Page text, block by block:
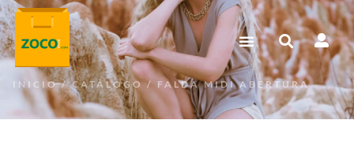
INICIO/CATÁLOGO/ FALDA MIDI ABERTURA